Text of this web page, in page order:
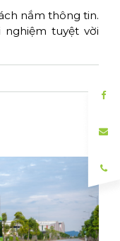
nắm thông tin.
tuyệt vời